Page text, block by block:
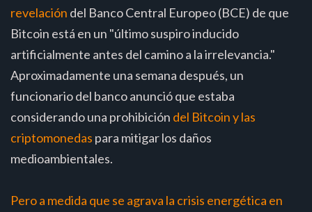
revelación del Banco Central Europeo (BCE) de que
Bitcoin está en un "último suspiro inducido
artificialmente antes del camino a la irrelevancia."
Aproximadamente una semana después, un
funcionario del banco anunció que estaba
considerando una prohibición del Bitcoin y las
criptomonedas para mitigar los daños
medioambientales.
Pero a medida que se agrava la crisis energética en